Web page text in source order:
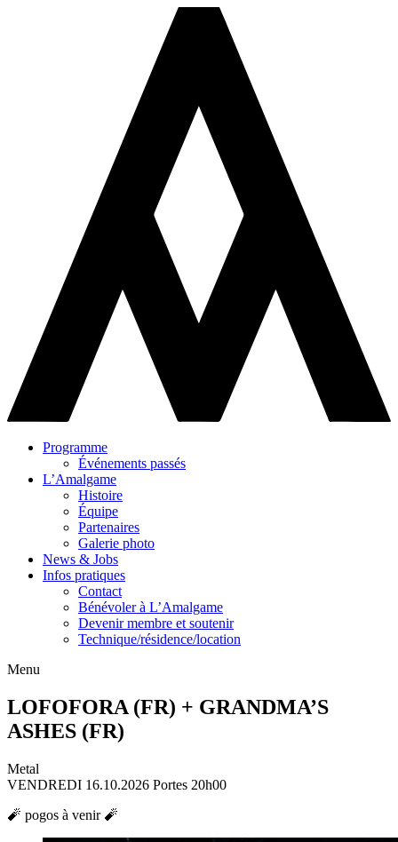
Programme
Événements passés
L’Amalgame
Histoire
Équipe
Partenaires
Galerie photo
News & Jobs
Infos pratiques
Contact
Bénévoler à L’Amalgame
Devenir membre et soutenir
Technique/résidence/location
Menu
LOFOFORA (FR) + GRANDMA’S
ASHES (FR)
Metal
VENDREDI 16.10.2026 Portes 20h00
🧨 pogos à venir 🧨